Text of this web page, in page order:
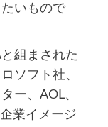
いもので
組まされた
ソフト社、
ー、AOL、
業イメージ